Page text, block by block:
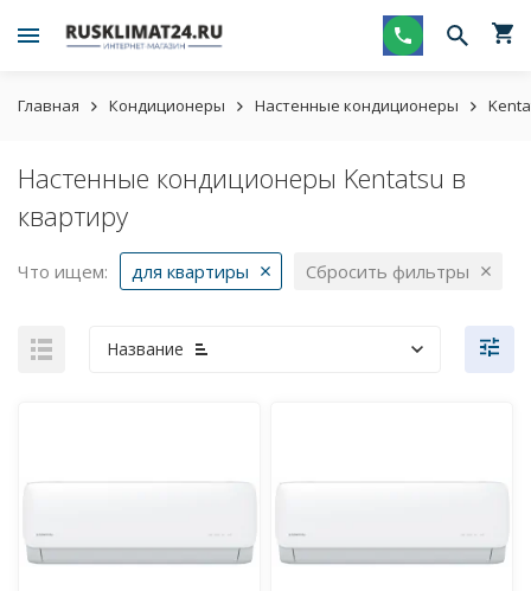
Главная Кондиционеры Настенные кондиционеры
Настенные кондиционеры Kentatsu в
квартиру
Что ищем: для квартиры Сбросить фильтры
Название